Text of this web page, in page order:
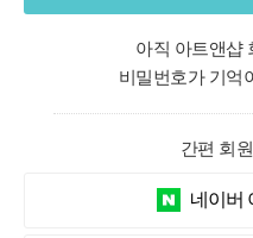
아직 아트앤샵
비밀번호가 기억
간편 회
네이버